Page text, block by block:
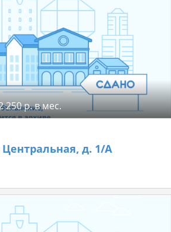
250 р. в мес.
д. 1/А